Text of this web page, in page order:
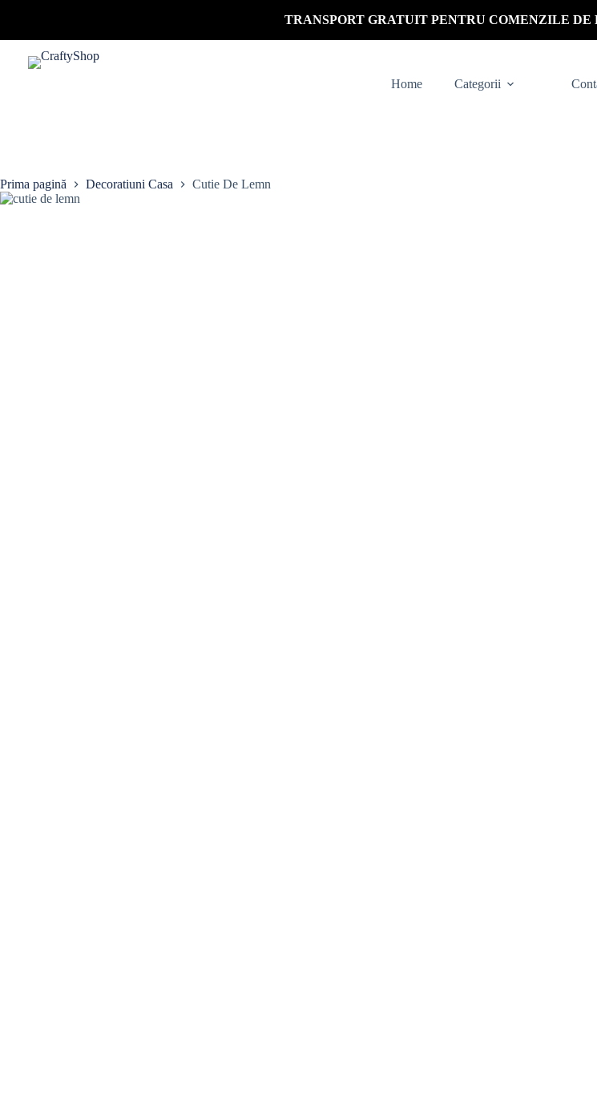
TRANSPORT GRATUIT PENTRU COMENZILE DE
Home Categorii
Prima pagină Decoratiuni Casa Cutie De Lemn